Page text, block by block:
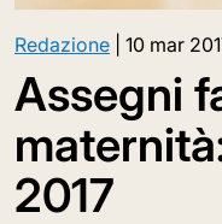
Redazione 10 mar
Assegni
2017